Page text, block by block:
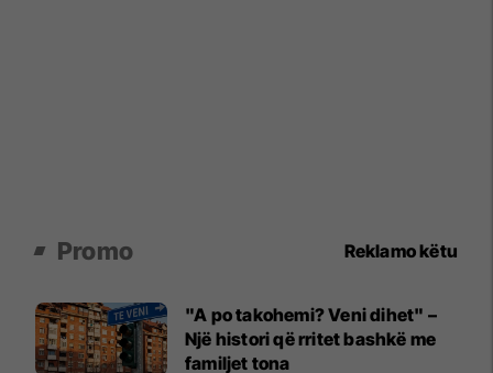
Promo Reklamo këtu
"A po takohemi? Veni dihet" –
Një histori që rritet bashkë me
familjet tona